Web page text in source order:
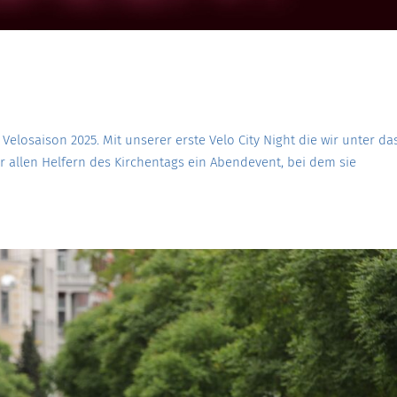
2025. Mit unserer erste Velo City Night die wir unter
Helfern des Kirchentags ein Abendevent, bei dem sie